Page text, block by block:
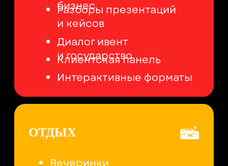
РУКОВОДИТЕЛЯМ
И СОБСТВЕННИКАМ
АГЕНТСТВ, ПРОИЗВОДСТВ
Прокачать и замотивировать
команду
Найти ответы
на сложные
стратегию для развития
в текущих условиях